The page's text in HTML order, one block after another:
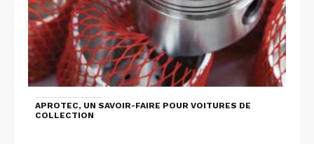
APROTEC, UN SAVOIR-FAIRE POUR VOITURES DE
COLLECTION